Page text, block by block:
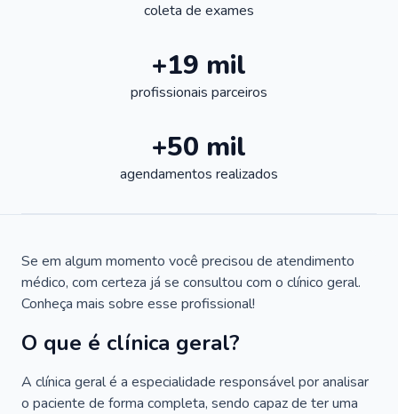
coleta de exames
+19 mil
profissionais parceiros
+50 mil
agendamentos realizados
Se em algum momento você precisou de atendimento
médico, com certeza já se consultou com o clínico geral.
Conheça mais sobre esse profissional!
O que é clínica geral?
A clínica geral é a especialidade responsável por analisar
o paciente de forma completa, sendo capaz de ter uma